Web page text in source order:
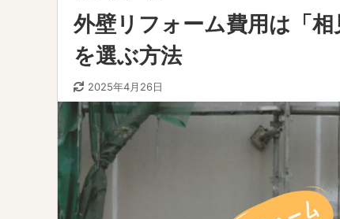
外壁リフォーム費用は「
を選ぶ方法
2025年4月26日